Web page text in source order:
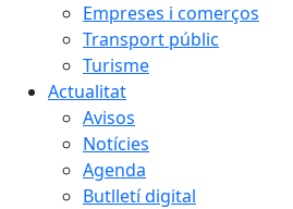
Empreses i comerços
Transport públic
Turisme
Actualitat
Avisos
Notícies
Agenda
Butlletí digital